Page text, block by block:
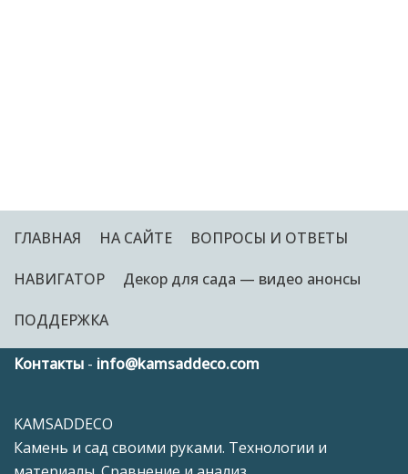
ГЛАВНАЯ НА САЙТЕ ВОПРОСЫ И ОТВЕТЫ
НАВИГАТОР Декор для сада — видео анонсы
ПОДДЕРЖКА
Контакты - info@kamsaddeco.com
KAMSADDECO
Камень и сад своими руками. Технологии и